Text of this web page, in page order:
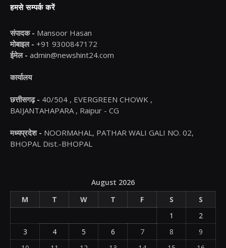
हमसे सम्पर्क करें
संपादक - Mansoor Hasan
मोबाइल - +91 9300847172
ईमेल - admin@newshint24.com
कार्यालय
छत्तीसगढ़ - 40/504 , EVERGREEN CHOWK ,
BAIJANTAHAPARA , Raipur - CG
मध्यप्रदेश - NOORMAHAL, PATHAR WALI GALI NO. 02,
BHOPAL Dist.-BHOPAL
August 2026
M
T W T F S
S
1
2
3
4 5 6 7 8
9